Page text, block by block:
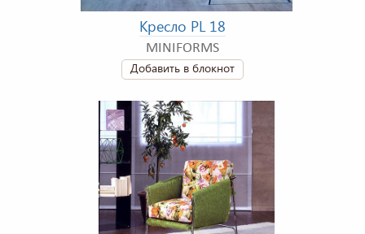
Кресло PL 18
MINIFORMS
Добавить в блокнот